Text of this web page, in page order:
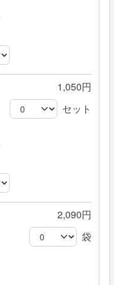
1,050円
セット
2,090円
袋